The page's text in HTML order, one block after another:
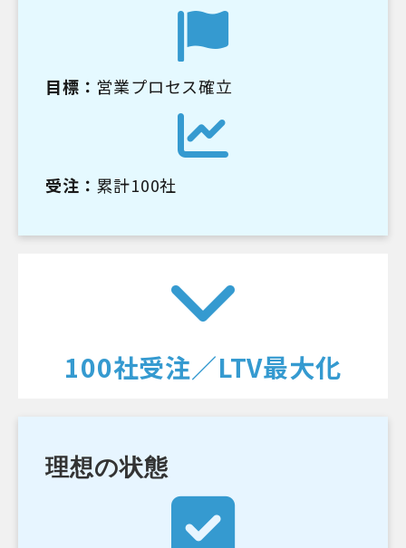
目標： 営業プロセス確立
受注： 累計100社
100社受注／LTV最大化
理想の状態